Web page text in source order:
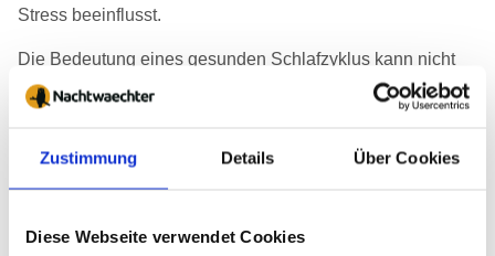
Zustimmung Details Über Cookies
Diese Webseite verwendet Cookies
Stress beeinflusst.
Die Bedeutung eines gesunden Schlafzyklus kann nicht
überbetont werden, und daher ist es wichtig,
Schlafhygienepraktiken zu entwickeln, die einen stabilen
regelmäßige Schlafenszeiten, ein
angenehmes
Schlafumfeld, eine Schlafroutine durch Verwendung von
Vermeidung von schlafstörenden Aktivitäten